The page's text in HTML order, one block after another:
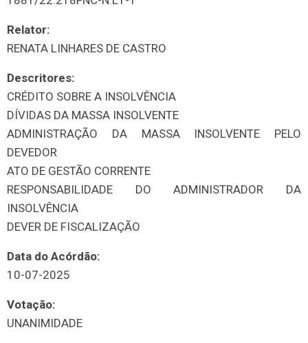
Relator:
RENATA LINHARES DE CASTRO
Descritores:
CRÉDITO SOBRE A INSOLVÊNCIA
DÍVIDAS DA MASSA INSOLVENTE
ADMINISTRAÇÃO DA MASSA INSOLVENTE PELO
DEVEDOR
ATO DE GESTÃO CORRENTE
RESPONSABILIDADE DO ADMINISTRADOR DA
INSOLVÊNCIA
DEVER DE FISCALIZAÇÃO
Data do Acórdão:
10-07-2025
Votação:
UNANIMIDADE